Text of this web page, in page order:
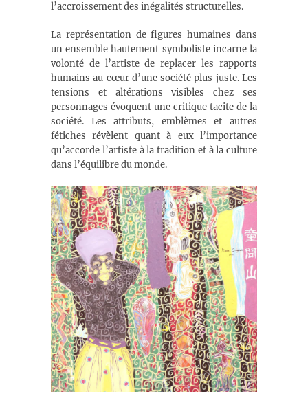
l’accroissement des inégalités structurelles.
La représentation de figures humaines dans
un ensemble hautement symboliste incarne la
volonté de l’artiste de replacer les rapports
humains au cœur d’une société plus juste. Les
tensions et altérations visibles chez ses
personnages évoquent une critique tacite de la
société. Les attributs, emblèmes et autres
fétiches révèlent quant à eux l’importance
qu’accorde l’artiste à la tradition et à la culture
dans l’équilibre du monde.